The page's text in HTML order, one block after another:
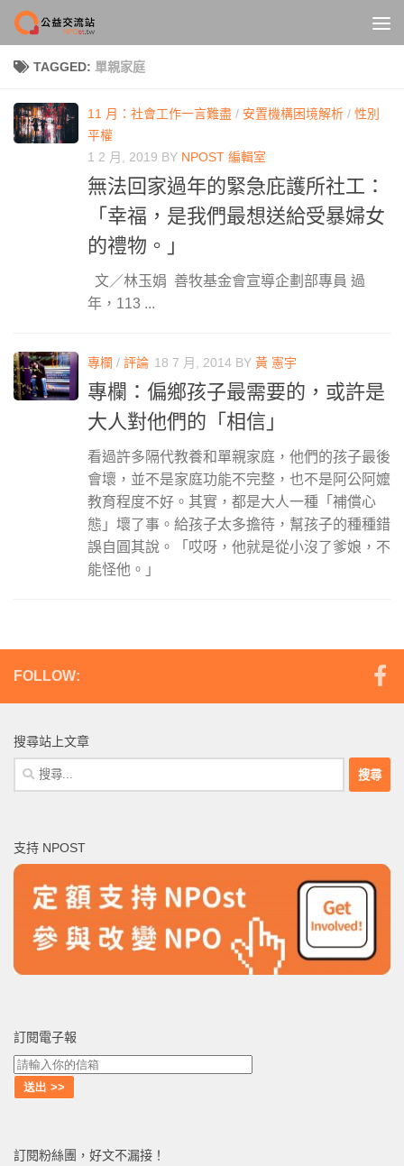
Skip to content
TAGGED: 單親家庭
11 月：社會工作一言難盡 / 安置機構困境解析 / 性別
平權
1 2 月, 2019 BY NPOST 編輯室
無法回家過年的緊急庇護所社工：
「幸福，是我們最想送給受暴婦女
的禮物。」
文／林玉娟 善牧基金會宣導企劃部專員 過
年，113 ...
專欄 / 評論 18 7 月, 2014 BY 黃 憲宇
專欄：偏鄉孩子最需要的，或許是
大人對他們的「相信」
看過許多隔代教養和單親家庭，他們的孩子最後
會壞，並不是家庭功能不完整，也不是阿公阿嬤
教育程度不好。其實，都是大人一種「補償心
態」壞了事。給孩子太多擔待，幫孩子的種種錯
誤自圓其說。「哎呀，他就是從小沒了爹娘，不
能怪他。」
FOLLOW:
搜尋站上文章
搜
尋
字:
支持 NPOST
訂閱電子報
訂閱粉絲團，好文不漏接！